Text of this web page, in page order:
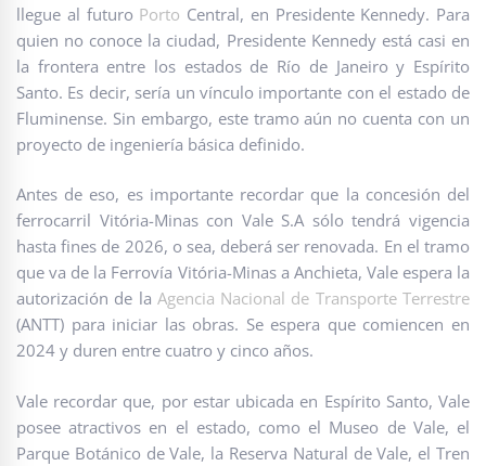
llegue al futuro Porto Central, en Presidente Kennedy. Para
quien no conoce la ciudad, Presidente Kennedy está casi en
la frontera entre los estados de Río de Janeiro y Espírito
Santo. Es decir, sería un vínculo importante con el estado de
Fluminense. Sin embargo, este tramo aún no cuenta con un
proyecto de ingeniería básica definido.
Antes de eso, es importante recordar que la concesión del
ferrocarril Vitória-Minas con Vale S.A sólo tendrá vigencia
hasta fines de 2026, o sea, deberá ser renovada. En el tramo
que va de la Ferrovía Vitória-Minas a Anchieta, Vale espera la
autorización de la Agencia Nacional de Transporte Terrestre
(ANTT) para iniciar las obras. Se espera que comiencen en
2024 y duren entre cuatro y cinco años.
Vale recordar que, por estar ubicada en Espírito Santo, Vale
posee atractivos en el estado, como el Museo de Vale, el
Parque Botánico de Vale, la Reserva Natural de Vale, el Tren